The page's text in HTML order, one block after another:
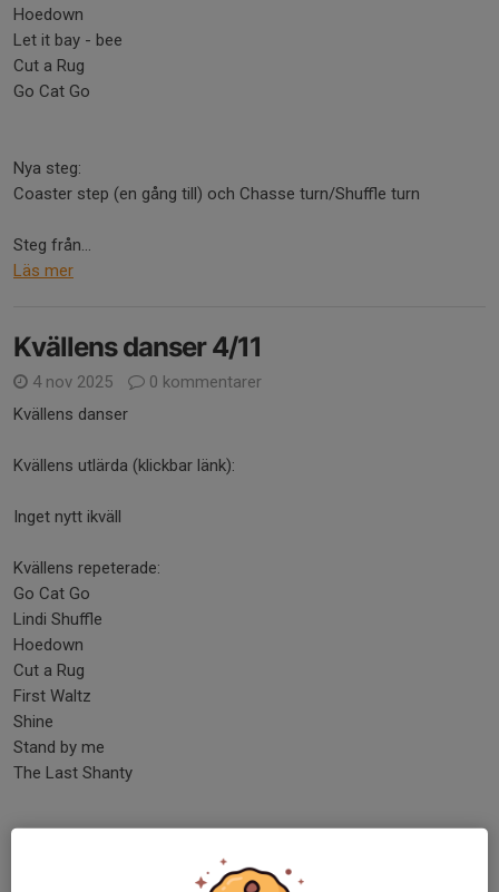
Hoedown
Let it bay - bee
Cut a Rug
Go Cat Go
Nya steg:
Coaster step (en gång till) och Chasse turn/Shuffle turn
Steg från...
Läs mer
Kvällens danser 4/11
4 nov 2025
0 kommentarer
Kvällens danser
Kvällens utlärda (klickbar länk):
Inget nytt ikväll
Kvällens repeterade:
Go Cat Go
Lindi Shuffle
Hoedown
Cut a Rug
First Waltz
Shine
Stand by me
The Last Shanty